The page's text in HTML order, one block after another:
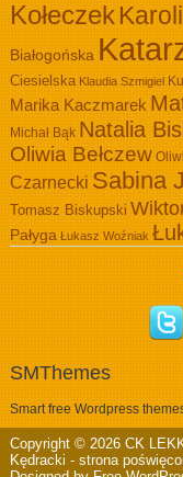
Kołeczek
Białogońska
Ciesielska Klaudia Szmigiel
Marika Kaczmarek
Michał Bąk Natalia
Oliwia Bełczew
Czarnecki Sabina
Tomasz Biskupski
Pałyga Łukasz Woźniak
SMThemes
Smart free Wordpress
Copyright © 2026 CK
Kędracki - strona